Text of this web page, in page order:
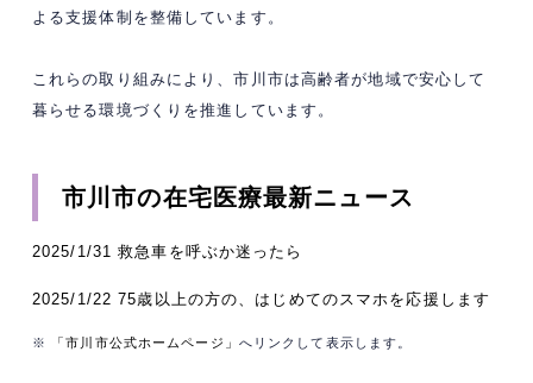
よる支援体制を整備しています。
これらの取り組みにより、市川市は高齢者が地域で安心して
暮らせる環境づくりを推進しています。
市川市の在宅医療最新ニュース
2025/1/31 救急車を呼ぶか迷ったら
2025/1/22 75歳以上の方の、はじめてのスマホを応援します
※ 「市川市公式ホームページ」 へリンクして表示します。